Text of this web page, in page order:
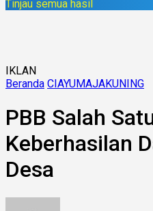
Tinjau semua hasil
IKLAN
Beranda CIAYUMAJAKUNING
PBB Salah
Keberhasilan
Desa